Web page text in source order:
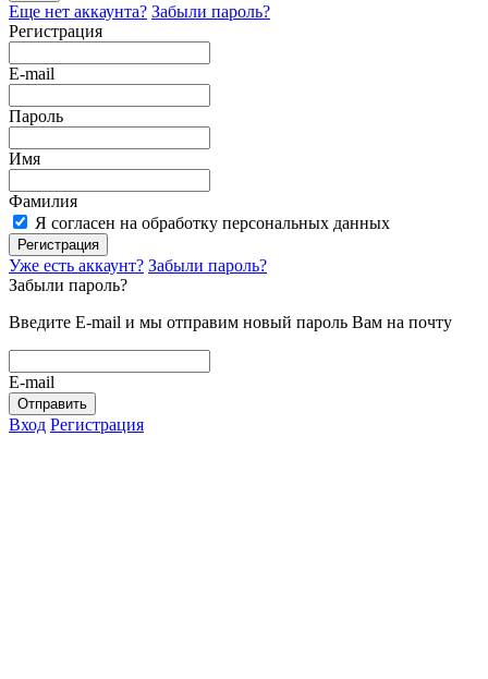
Еще нет аккаунта? Забыли пароль?
Регистрация
E-mail
Пароль
Имя
Фамилия
Я согласен на обработку персональных данных
Регистрация
Уже есть аккаунт? Забыли пароль?
Забыли пароль?
Введите E-mail и мы отправим новый пароль Вам на почту
E-mail
Отправить
Вход Регистрация